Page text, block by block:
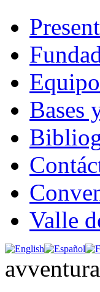
Equipo
Bases
Valle